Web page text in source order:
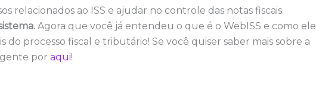
relacionados ao ISS e ajudar no controle das notas fiscais.
Agora que você já entendeu o que é o WebISS e como ele
processo fiscal e tributário! Se você quiser saber mais sobre a
gente por aqui!